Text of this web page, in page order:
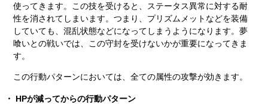
使ってきます。この技を受けると、ステータス異常に対する耐
性を消されてしまいます。つまり、プリズムメットなどを装備
していても、混乱状態などになってしまうようになります。夢
喰いとの戦いでは、この守封を受けないかが重要になってきま
す。
この行動パターンにおいては、全ての属性の攻撃が効きます。
HPが減ってからの行動パターン